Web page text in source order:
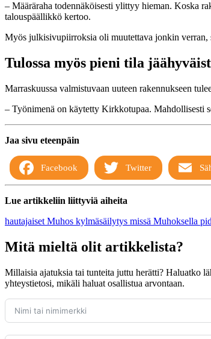
– Määräraha todennäköisesti ylittyy hieman. Koska
talouspäällikkö kertoo.
Myös julkisivupiirroksia oli muutettava jonkin
Tulossa myös pieni tila
Marraskuussa valmistuvaan uuteen rakennukseen
– Työnimenä on käytetty Kirkkotupaa. Mahdollisesti
Jaa sivu eteenpäin
Facebook Twitter
Lue artikkeliin liittyviä aiheita
hautajaiset Muhos kylmäsäilytys missä Muhoksella
Mitä mieltä olit artikkelista?
Millaisia ajatuksia tai tunteita juttu herätti? Haluatko
yhteystietosi, mikäli haluat osallistua arvontaan.